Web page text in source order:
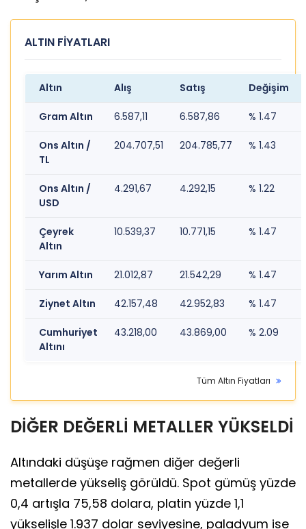
ALTIN FİYATLARI
Altın Alış Satış Değişim
Gram Altın 6.587,11 6.587,86 % 1.47
Ons Altın /
TL
204.707,51 204.785,77 % 1.43
Ons Altın /
USD
4.291,67 4.292,15 % 1.22
Çeyrek
Altın
10.539,37 10.771,15 % 1.47
Yarım Altın 21.012,87 21.542,29 % 1.47
Ziynet Altın 42.157,48 42.952,83 % 1.47
Cumhuriyet
Altını
43.218,00 43.869,00 % 2.09
Tüm Altın Fiyatları
DİĞER DEĞERLİ METALLER YÜKSELDİ
Altındaki düşüşe rağmen diğer değerli
metallerde yükseliş görüldü. Spot gümüş yüzde
0,4 artışla 75,58 dolara, platin yüzde 1,1
yükselişle 1.937 dolar seviyesine, paladyum ise